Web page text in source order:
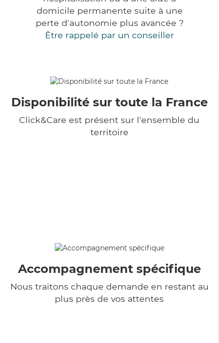
domicile permanente suite à une
perte d'autonomie plus avancée ?
Être rappelé par un conseiller
Disponibilité sur toute la France
Click&Care est présent sur l'ensemble du
territoire
Accompagnement spécifique
Nous traitons chaque demande en restant au
plus près de vos attentes